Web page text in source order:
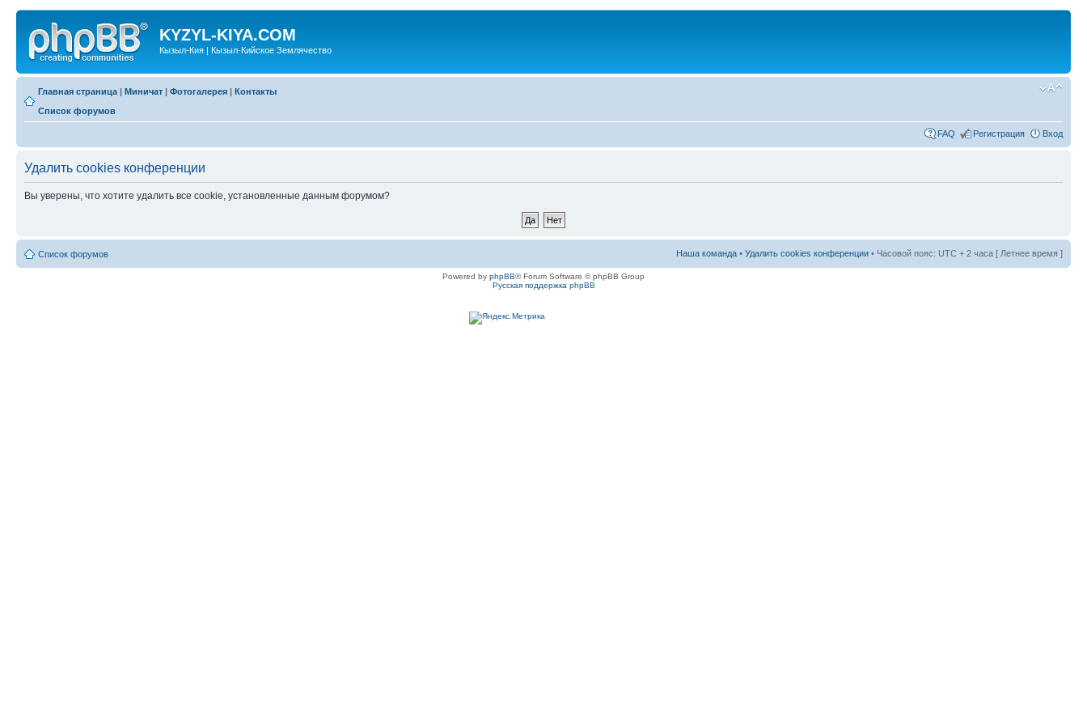
KYZYL-KIYA.COM
Кызыл-Кия | Кызыл-Кийское Землячество
Главная страница | Миничат | Фотогалерея | Контакты
Список форумов
FAQ Регистрация Вход
Удалить cookies конференции
Вы уверены, что хотите удалить все cookie, установленные данным форумом?
Список форумов Наша команда • Удалить cookies конференции • Часовой пояс: UTC + 2 часа [ Летнее время ]
Powered by phpBB® Forum Software © phpBB Group
Русская поддержка phpBB